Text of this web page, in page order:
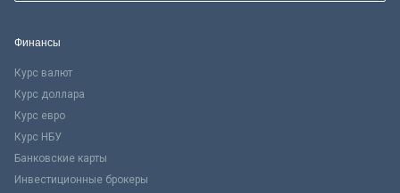
Финансы
Курс валют
Курс доллара
Курс евро
Курс НБУ
Банковские карты
Инвестиционные брокеры